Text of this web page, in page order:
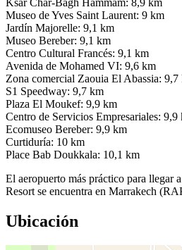
Ksar Char-Bagh Hammam: 8,9 km
Museo de Yves Saint Laurent: 9 km
Jardín Majorelle: 9,1 km
Museo Bereber: 9,1 km
Centro Cultural Francés: 9,1 km
Avenida de Mohamed VI: 9,6 km
Zona comercial Zaouia El Abassia: 9,7
S1 Speedway: 9,7 km
Plaza El Moukef: 9,9 km
Centro de Servicios Empresariales: 9,9
Ecomuseo Bereber: 9,9 km
Curtiduría: 10 km
Place Bab Doukkala: 10,1 km
El aeropuerto más práctico para llegar
Resort se encuentra en Marrakech
Ubicación